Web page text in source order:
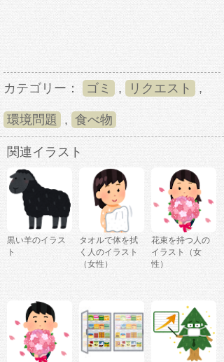
カテゴリー： ゴミ , リクエスト ,
環境問題 , 食べ物
関連イラスト
黒い羊のイラス
ト
タオルで体を拭
く人のイラスト
（女性）
花束を持つ人の
イラスト（女
性）